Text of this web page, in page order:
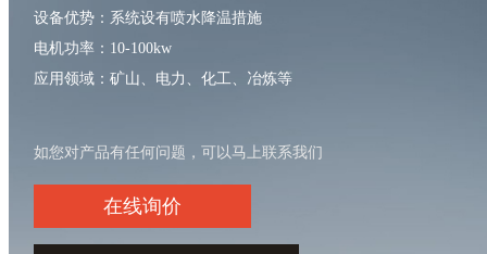
设备优势：系统设有喷水降温措施
电机功率：10-100kw
应用领域：矿山、电力、化工、冶炼等
如您对产品有任何问题，可以马上联系我们
在线询价